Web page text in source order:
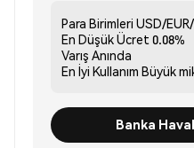
Para Birimleri USD/
En Düşük Ücret 0.08%
Varış Anında
En İyi Kullanım Büyük
Banka